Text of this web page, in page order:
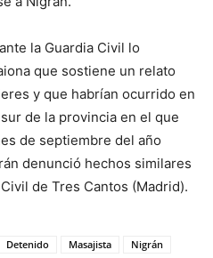
la Guardia Civil lo
que sostiene un relato
y que habrían ocurrido en
de la provincia en el que
de septiembre del año
denunció hechos similares
de Tres Cantos (Madrid).
Detenido Masajista
Nigrán